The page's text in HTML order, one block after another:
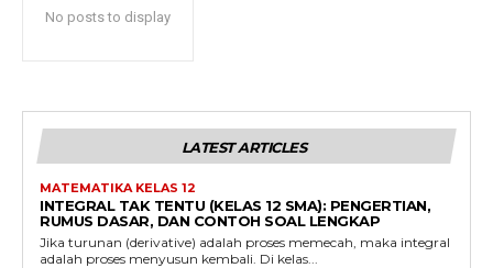
No posts to display
LATEST ARTICLES
MATEMATIKA KELAS 12
INTEGRAL TAK TENTU (KELAS 12 SMA): PENGERTIAN,
RUMUS DASAR, DAN CONTOH SOAL LENGKAP
Jika turunan (derivative) adalah proses memecah, maka integral
adalah proses menyusun kembali. Di kelas...